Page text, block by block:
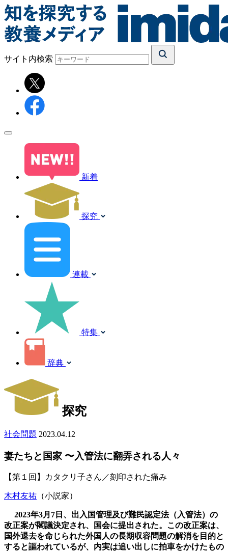
サイト内検索
新着
探究
連載
特集
辞典
探究
社会問題 2023.04.12
妻たちと国家 〜入管法に翻弄される人々
【第１回】カタクリ子さん／刻印された痛み
木村友祐 （小説家）
2023年3月7日、出入国管理及び難民認定法（入管法）の
改正案が閣議決定され、国会に提出された。 この改正案は、
国外退去を命じられた外国人の長期収容問題の解消を目的と
すると謳われているが、内実は追い出しに拍車をかけたもの